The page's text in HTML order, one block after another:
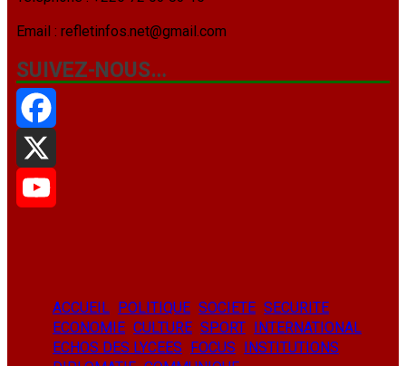
Email : refletinfos.net@gmail.com
SUIVEZ-NOUS…
Facebook
X
ACCUEIL POLITIQUE SOCIETE SECURITE
ECONOMIE CULTURE SPORT INTERNATIONAL
ECHOS DES LYCEES FOCUS INSTITUTIONS